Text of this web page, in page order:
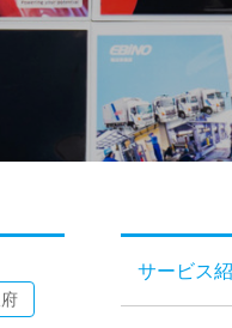
サービス